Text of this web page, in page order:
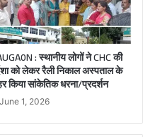
: स्थानीय लोगों ने CHC की
को लेकर रैली निकाल अस्पताल के
किया सांकेतिक धरना/प्रदर्शन
June 1, 2026